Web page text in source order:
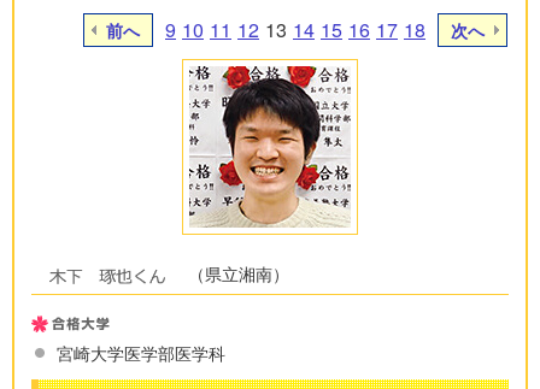
前へ 9 10 11 12 13 14 15 16 17 18 次へ
（県立湘南）
宮崎大学医学部医学科